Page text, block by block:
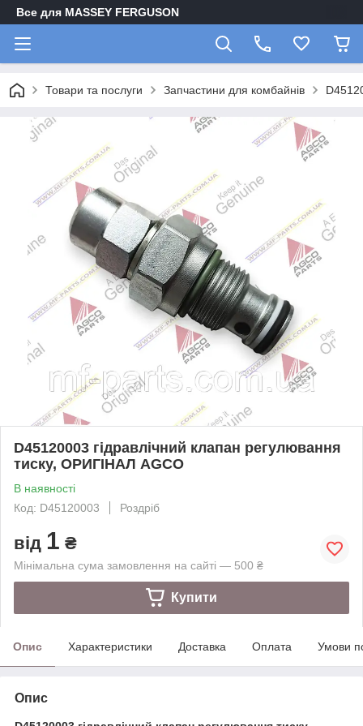
Все для MASSEY FERGUSON
Товари та послуги Запчастини для комбайнів
D45120003 гідравлічний клапан регулювання
тиску, ОРИГІНАЛ AGCO
В наявності
Код: D45120003
Роздріб
від 1 ₴
Мінімальна сума замовлення на сайті — 500 ₴
Купити
Опис Характеристики Доставка Оплата Умови
Опис